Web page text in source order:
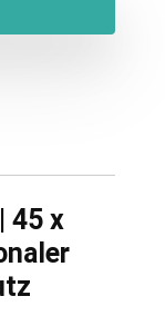
45 x